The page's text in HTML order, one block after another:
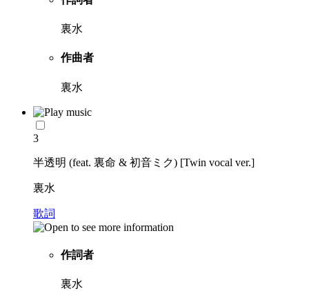
裏水
作曲者
裏水
3
半透明 (feat. 裏命 & 初音ミク) [Twin vocal ver.]
裏水
歌詞
作詞者
裏水